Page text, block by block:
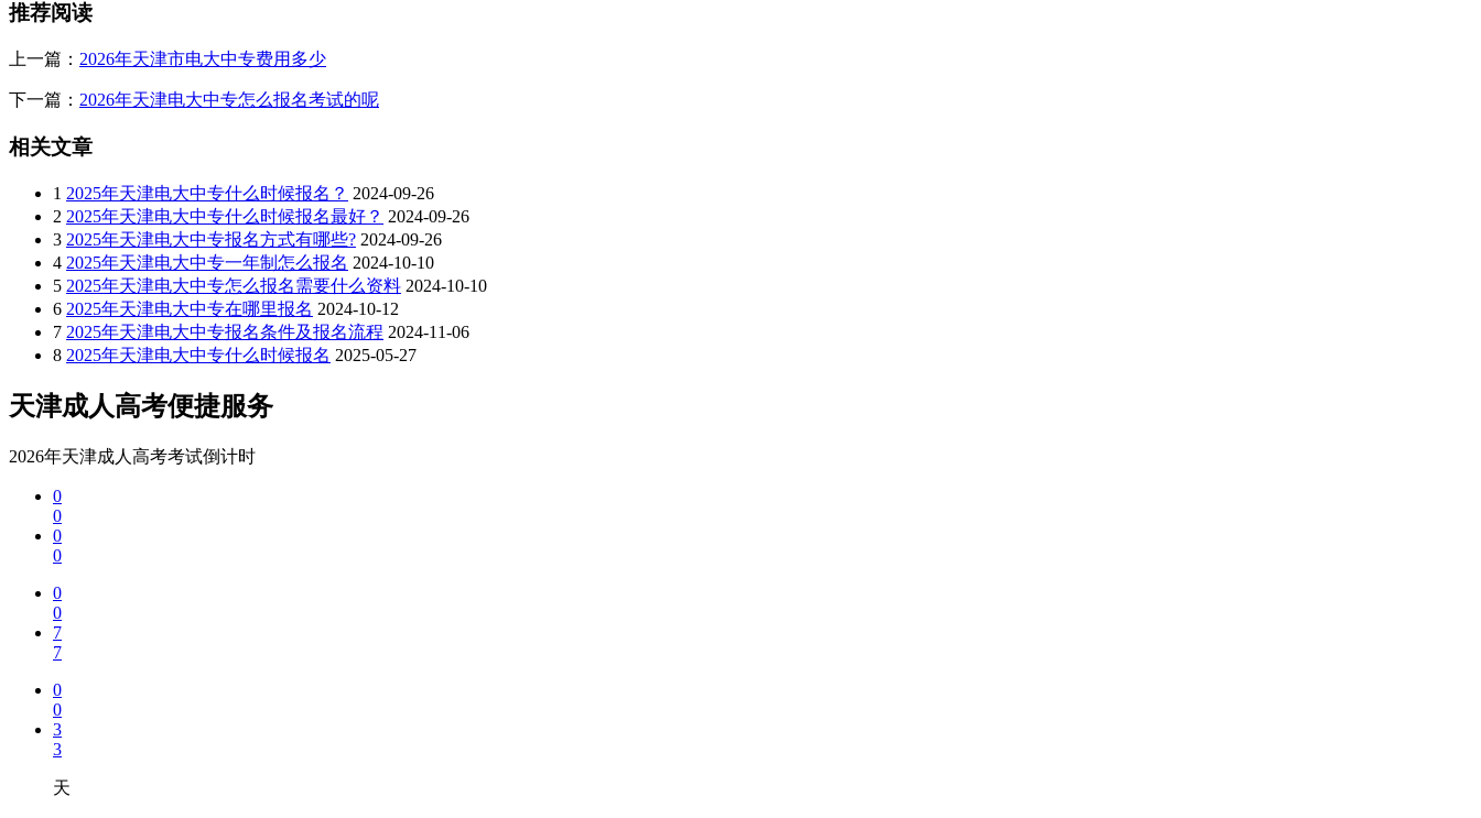
推荐阅读
上一篇： 2026年天津市电大中专费用多少
下一篇： 2026年天津电大中专怎么报名考试的呢
相关文章
1 2025年天津电大中专什么时候报名？ 2024-09-26
2 2025年天津电大中专什么时候报名最好？ 2024-09-26
3 2025年天津电大中专报名方式有哪些? 2024-09-26
4 2025年天津电大中专一年制怎么报名 2024-10-10
5 2025年天津电大中专怎么报名需要什么资料 2024-10-10
6 2025年天津电大中专在哪里报名 2024-10-12
7 2025年天津电大中专报名条件及报名流程 2024-11-06
8 2025年天津电大中专什么时候报名 2025-05-27
天津成人高考便捷服务
2026年天津成人高考考试倒计时
0
0
0
0
0
0
7
7
0
0
3
3
天